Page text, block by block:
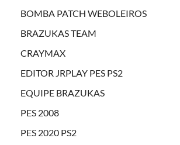
BOMBA PATCH WEBOLEIROS
BRAZUKAS TEAM
CRAYMAX
EDITOR JRPLAY PES PS2
EQUIPE BRAZUKAS
PES 2008
PES 2020 PS2